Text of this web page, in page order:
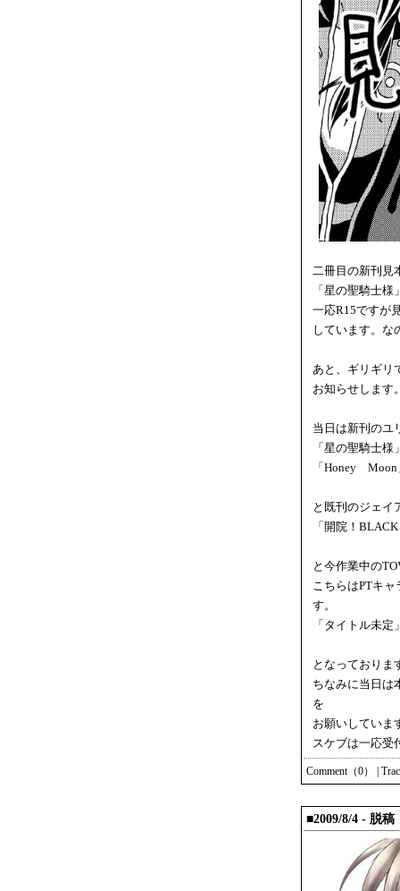
二冊目の新刊見
「星の聖騎士
一応R15ですが
しています。な
あと、ギリギリ
お知らせします
当日は新刊のユ
「星の聖騎士様
「Honey Moon
と既刊のジェイ
「開院！
と今作業中の
こちらはPTキ
す。
「タイトル未定
となっておりま
ちなみに当日は
を
お願いしていま
スケブは一応受
Comment（0）
■2009/8/4 - 脱稿